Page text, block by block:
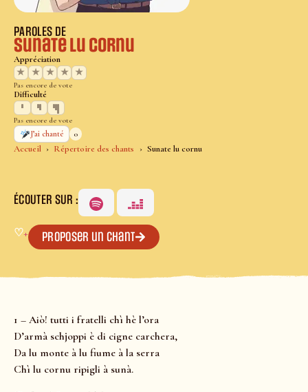
Accueil Répertoire des chants Sunate lu cornu
PAROLES DE
Sunate lu cornu
Appréciation
★
★ ★ ★ ★
Pas encore de vote
Difficulté
Pas encore de vote
J’ai chanté
0
ÉCOUTER SUR :
♡+ Proposer un chant
1 – Aiò! tutti i fratelli chì hè l’ora
D’armà schjoppi è di cigne carchera,
Da lu monte à lu fiume à la serra
Chì lu cornu ripigli à sunà.